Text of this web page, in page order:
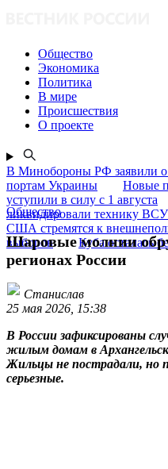
Общество
Экономика
Политика
В мире
Происшествия
О проекте
В Минобороны РФ заявили о
портам Украины
Новые
уступили в силу с 1 августа
ликвидировали технику
США стремятся к
выборов
Куба осталась
Общество
Шаровые молнии
регионах России
Станислав
25 мая 2026, 15:38
В России зафиксированы
жилым домам в
Жильцы не пострадали, но
серьезные.